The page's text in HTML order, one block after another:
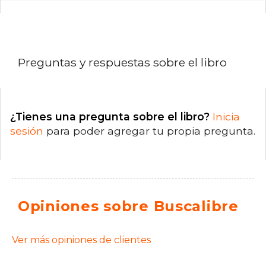
Preguntas y respuestas sobre el libro
¿Tienes una pregunta sobre el libro? Inicia
sesión para poder agregar tu propia pregunta.
Opiniones sobre Buscalibre
Ver más opiniones de clientes